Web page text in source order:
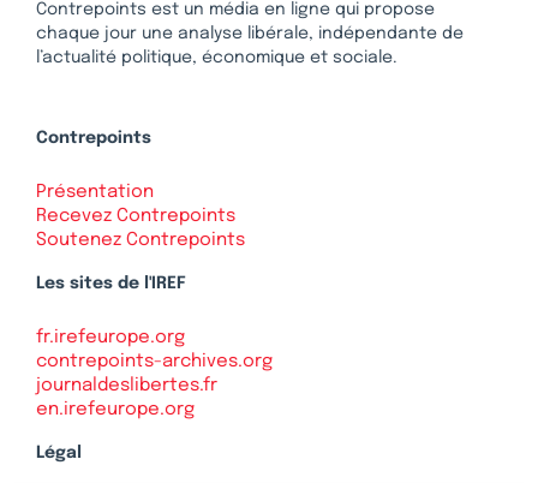
Contrepoints est un média en ligne qui propose
chaque jour une analyse libérale, indépendante de
l’actualité politique, économique et sociale.
Contrepoints
Présentation
Recevez Contrepoints
Soutenez Contrepoints
Les sites de l'IREF
fr.irefeurope.org
contrepoints-archives.org
journaldeslibertes.fr
en.irefeurope.org
Légal